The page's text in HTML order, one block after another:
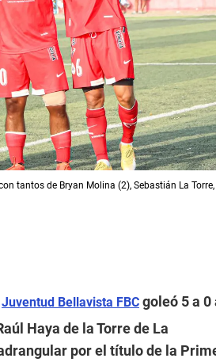
tantos de Bryan Molina (2), Sebastián La
Juventud Bellavista FBC goleó 5 a 0
Haya de la Torre de La
por el título de la